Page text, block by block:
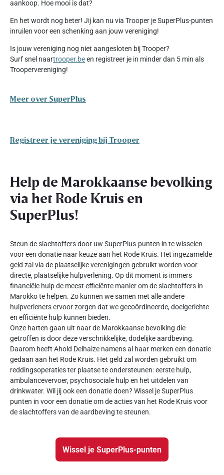
aankoop. Hoe mooi is dat?
En het wordt nog beter! Jij kan nu via Trooper je SuperPlus-punten
inruilen voor een schenking aan jouw vereniging!
Is jouw vereniging nog niet aangesloten bij Trooper?
Surf snel naartrooper.been registreer je in minder dan 5 min als
Troopervereniging!
Meer over SuperPlus
Registreer je vereniging bij Trooper
Help de Marokkaanse bevolking
via het Rode Kruis en
SuperPlus!
Steun de slachtoffers door uw SuperPlus-punten in te wisselen
voor een donatie naar keuze aan het Rode Kruis. Het ingezamelde
geld zal via de plaatselijke verenigingen gebruikt worden voor
directe, plaatselijke hulpverlening. Op dit moment is immers
financiële hulp de meest efficiënte manier om de slachtoffers in
Marokko te helpen. Zo kunnen we samen met alle andere
hulpverleners ervoor zorgen dat we gecoördineerde, doelgerichte
en efficiënte hulp kunnen bieden.
Onze harten gaan uit naar de Marokkaanse bevolking die
getroffen is door deze verschrikkelijke, dodelijke aardbeving.
Daarom heeft Ahold Delhaize namens al haar merken een donatie
gedaan aan het Rode Kruis. Het geld zal worden gebruikt om
reddingsoperaties ter plaatse te ondersteunen: eerste hulp,
ambulancevervoer, psychosociale hulp en het uitdelen van
drinkwater. Wil jij ook een donatie doen? Wissel je SuperPlus
punten in voor een donatie om de acties van het Rode Kruis voor
de slachtoffers van de aardbeving te steunen.
Wissel je SuperPlus-punten